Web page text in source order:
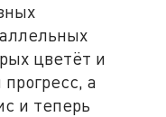
цветёт и
а
и теперь